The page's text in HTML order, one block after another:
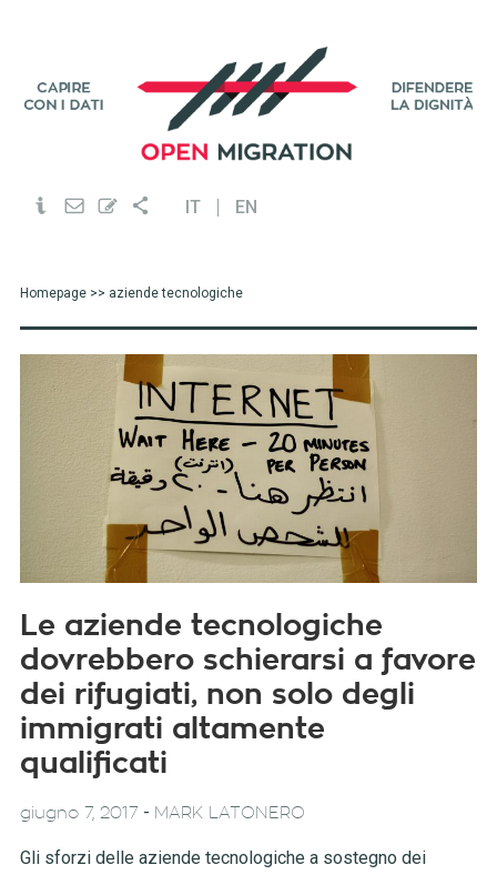
IT EN
Homepage>> aziende tecnologiche
Le aziende tecnologiche
dovrebbero schierarsi a favore
dei rifugiati, non solo degli
immigrati altamente
qualificati
giugno 7, 2017 - MARK LATONERO
Gli sforzi delle aziende tecnologiche a sostegno dei